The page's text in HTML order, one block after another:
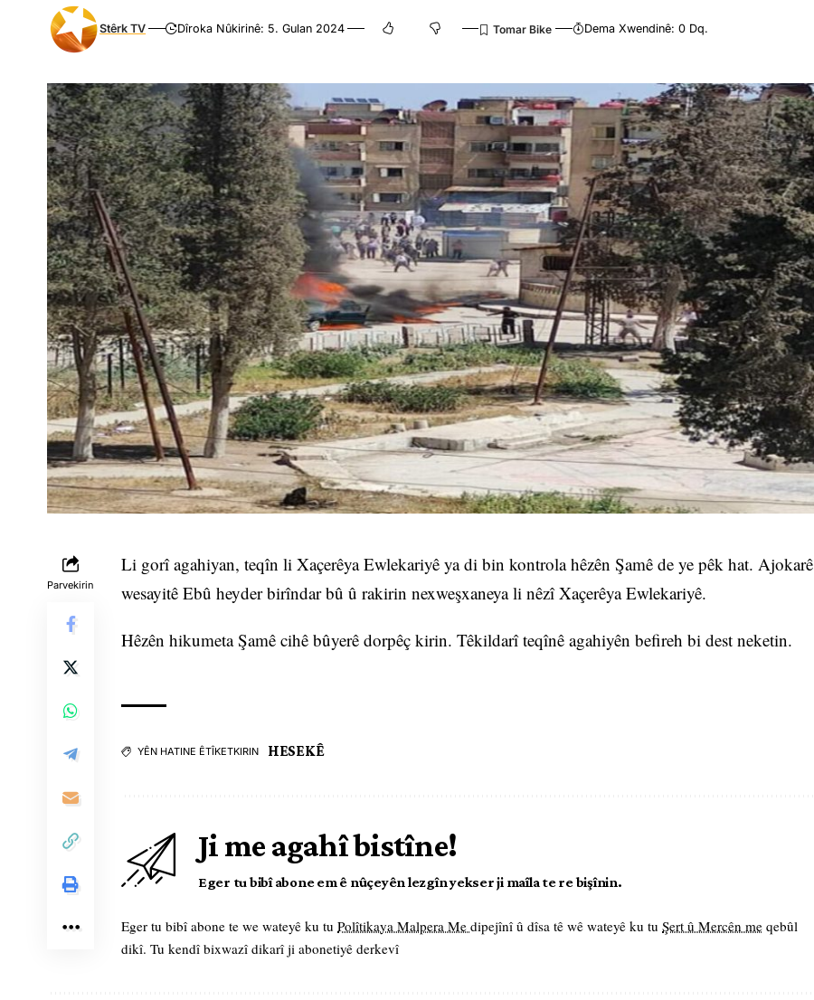
Stêrk TV Dîroka Nûkirinê: 5. Gulan 2024 Dema Xwendinê: 0 Dq.
Parvekirin
Li gorî agahiyan, teqîn li Xaçerêya Ewlekariyê ya di bin kontrola hêzên Şamê de ye pêk hat. Ajokarê
wesayitê Ebû heyder birîndar bû û rakirin nexweşxaneya li nêzî Xaçerêya Ewlekariyê.
Hêzên hikumeta Şamê cihê bûyerê dorpêç kirin. Têkildarî teqînê agahiyên befireh bi dest neketin.
YÊN HATINE ÊTÎKETKIRIN HESEKÊ
Ji me agahî bistîne!
Eger tu bibî abone em ê nûçeyên lezgîn yekser ji maîla te re bişînin.
Eger tu bibî abone te we wateyê ku tu Polîtikaya Malpera Me dipejînî û dîsa tê wê wateyê ku tu Şert û Mercên me qebûl
dikî. Tu kendî bixwazî dikarî ji abonetiyê derkevî